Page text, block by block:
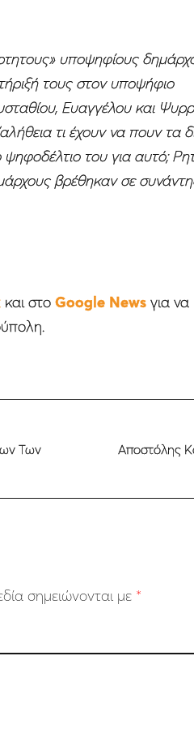
υποψηφίους
τους στον υποψήφιο
Ευαγγέλου και
τι έχουν να πουν τα
του για αυτό;
βρέθηκαν σε
και στο Google Newsγια να
Των
Aποστόλης
σημειώνονται με *